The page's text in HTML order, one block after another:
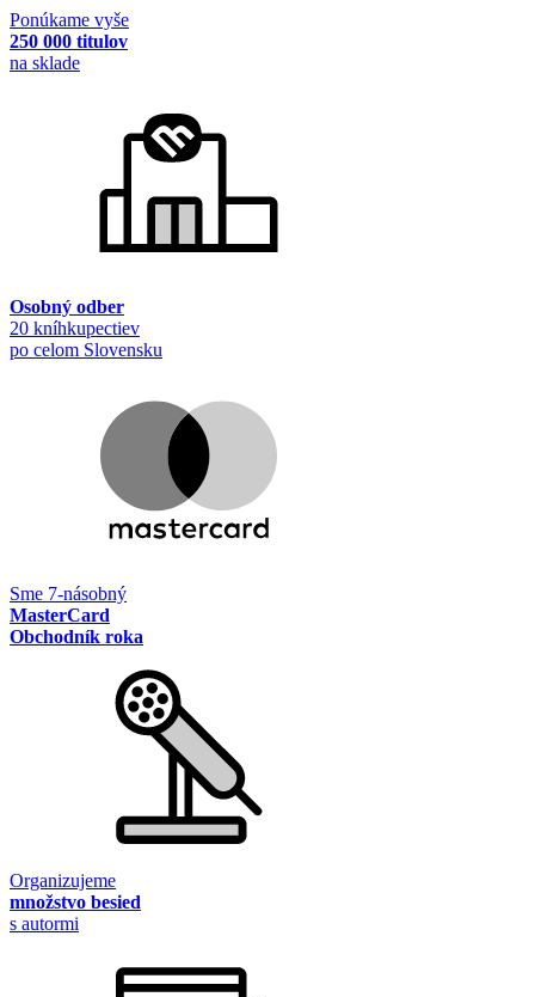
Ponúkame vyše
250 000 titulov
na sklade
Osobný odber
20 kníhkupectiev
po celom Slovensku
Sme 7-násobný
MasterCard
Obchodník roka
Organizujeme
množstvo besied
s autormi